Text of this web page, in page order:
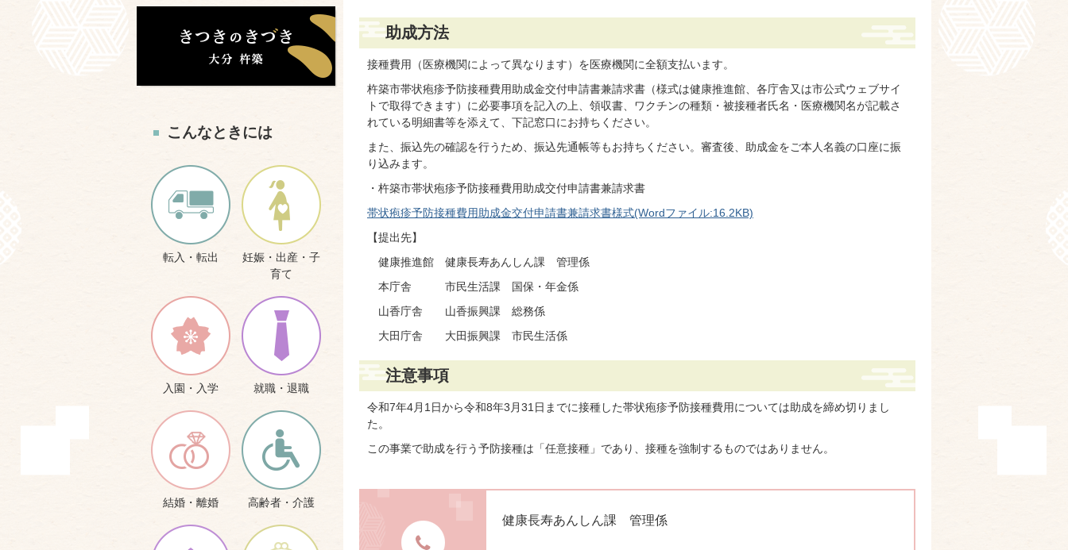
こんなときには
転入・転出
妊娠・出産・子
育て
入園・入学 就職・退職
結婚・離婚 高齢者・介護
助成方法
接種費用（医療機関によって異なります）を医療機関に全額支払います。
杵築市帯状疱疹予防接種費用助成金交付申請書兼請求書（様式は健康推進館、各庁舎又は市公式ウェブサイ
トで取得できます）に必要事項を記入の上、領収書、ワクチンの種類・被接種者氏名・医療機関名が記載さ
れている明細書等を添えて、下記窓口にお持ちください。
また、振込先の確認を行うため、振込先通帳等もお持ちください。審査後、助成金をご本人名義の口座に振
り込みます。
・杵築市帯状疱疹予防接種費用助成交付申請書兼請求書
帯状疱疹予防接種費用助成金交付申請書兼請求書様式(Wordファイル:16.2KB)
【提出先】
健康推進館 健康長寿あんしん課 管理係
本庁舎 市民生活課 国保・年金係
山香庁舎 山香振興課 総務係
大田庁舎 大田振興課 市民生活係
注意事項
令和7年4月1日から令和8年3月31日までに接種した帯状疱疹予防接種費用については助成を締め切りまし
た。
この事業で助成を行う予防接種は「任意接種」であり、接種を強制するものではありません。
健康長寿あんしん課 管理係